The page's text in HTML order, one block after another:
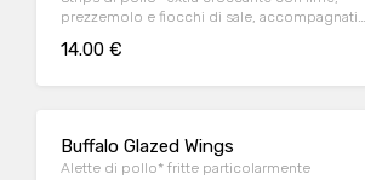
prezzemolo e fiocchi di sale, accompagnati
14.00 €
Buffalo Glazed Wings
Alette di pollo* fritte particolarmente